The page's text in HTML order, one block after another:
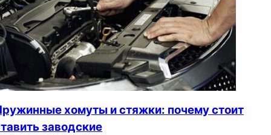
хомуты и стяжки: почему стоит
заводские